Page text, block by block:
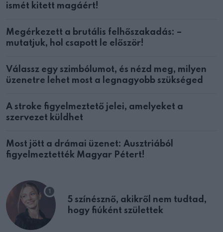
ismét kitett magáért!
Megérkezett a brutális felhőszakadás: –
mutatjuk, hol csapott le először!
Válassz egy szimbólumot, és nézd meg, milyen
üzenetre lehet most a legnagyobb szükséged
A stroke figyelmeztető jelei, amelyeket a
szervezet küldhet
Most jött a drámai üzenet: Ausztriából
figyelmeztették Magyar Pétert!
5 színésznő, akikről nem tudtad,
hogy fiúként születtek